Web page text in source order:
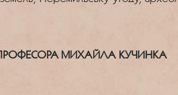
МИХАЙЛА КУЧИНКА